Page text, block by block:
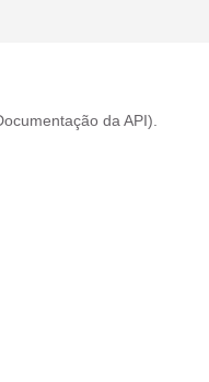
da API ).